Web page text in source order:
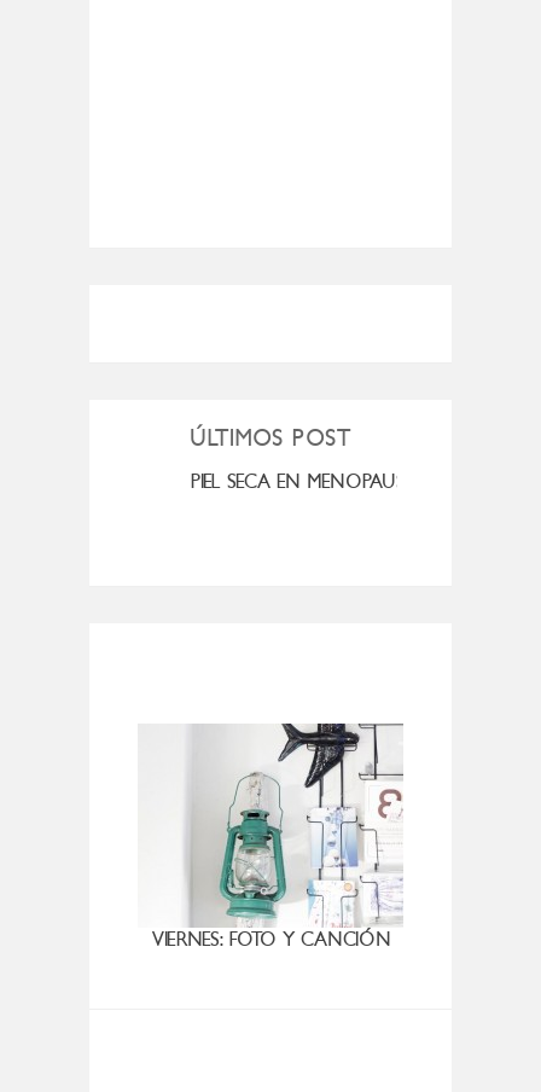
ÚLTIMOS POST
PIEL SECA EN MENOPAUSIA
VIERNES: FOTO Y CANCIÓN